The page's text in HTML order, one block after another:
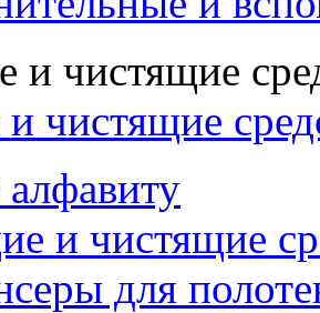
чистящие
и чистящие
для